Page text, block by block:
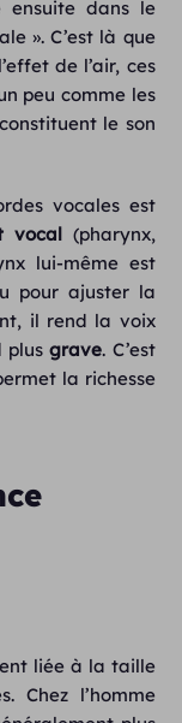
ensuite dans le
». C’est là que
de l’air, ces
peu comme les
le son
vocales est
vocal (pharynx,
lui-même est
pour ajuster la
il rend la voix
plusgrave. C’est
la richesse
liée à la taille
Chez l’homme